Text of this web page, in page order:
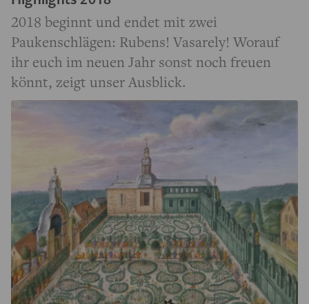
2018 beginnt und endet mit zwei
Paukenschlägen: Rubens! Vasarely! Worauf
ihr euch im neuen Jahr sonst noch freuen
könnt, zeigt unser Ausblick.